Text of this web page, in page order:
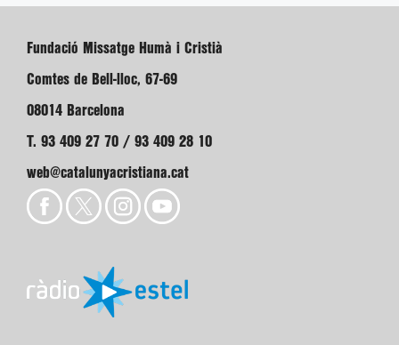
Fundació Missatge Humà i Cristià
Comtes de Bell-lloc, 67-69
08014 Barcelona
T. 93 409 27 70 / 93 409 28 10
web@catalunyacristiana.cat